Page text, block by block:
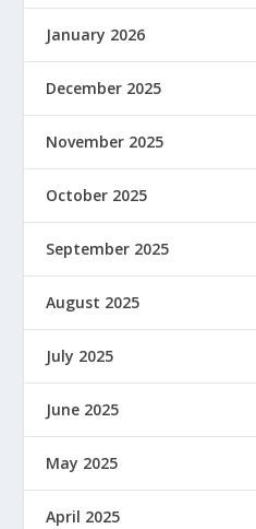
January 2026
December 2025
November 2025
October 2025
September 2025
August 2025
July 2025
June 2025
May 2025
April 2025